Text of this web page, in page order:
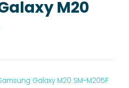
M20
Galaxy M20 SM-M205F